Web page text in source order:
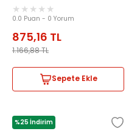
Data Flex Kablosu
0.0 Puan - 0 Yorum
875,16 TL
1.166,88TL
Sepete Ekle
%25 İndirim
LENOVO